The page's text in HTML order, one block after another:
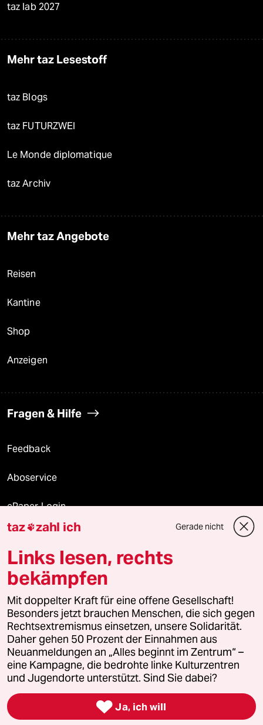
taz lab 2027
Mehr taz Lesestoff
taz Blogs
taz FUTURZWEI
Le Monde diplomatique
taz Archiv
Mehr taz Angebote
Reisen
Kantine
Shop
Anzeigen
Fragen & Hilfe
Feedback
Aboservice
ePaper Login
Downloads für Abonnierende
© 2026 taz Verlags und Vertriebs GmbH
Alle Rechte vorbehalten. Bei rechtlichen Fragen oder für Genehmigungen
wenden Sie sich bitte an
lizenzen@taz.de
Feedback Redaktionsstatut Kommune-Richtlinien
Leitlinie Informant Datenschutz Impressum AGB
Seitenwende Einwilligungen widerrufen (Ads)
taz zahl ich Gerade nicht
Links lesen, rechts
bekämpfen
Mit doppelter Kraft für eine offene Gesellschaft!
Besonders jetzt brauchen Menschen, die sich gegen
Rechtsextremismus einsetzen, unsere Solidarität.
Daher gehen 50 Prozent der Einnahmen aus
Neuanmeldungen an „Alles beginnt im Zentrum“ –
eine Kampagne, die bedrohte linke Kulturzentren
und Jugendorte unterstützt. Sind Sie dabei?
 Ja, ich will